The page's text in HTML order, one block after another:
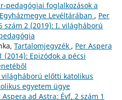
pedagógiai foglalkozások a
Levéltárában , Per
szám 2 (2019): I. világháború
Tartalomjegyzék , Per Aspera
(2014): Epizódok a pécsi
világháború előtti katolikus
egyetem ügye
Aspera ad Astra: Évf. 2 szám 1